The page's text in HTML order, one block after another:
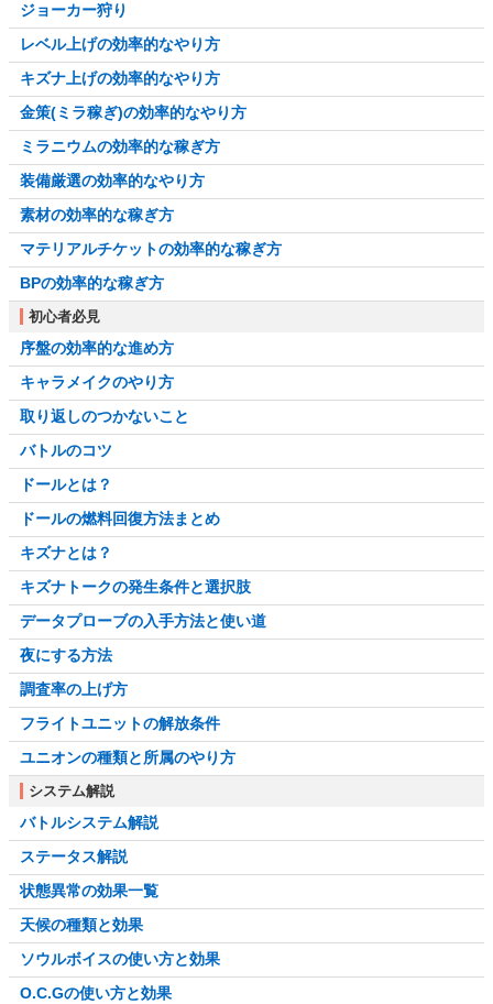
ジョーカー狩り
レベル上げの効率的なやり方
キズナ上げの効率的なやり方
金策(ミラ稼ぎ)の効率的なやり方
ミラニウムの効率的な稼ぎ方
装備厳選の効率的なやり方
素材の効率的な稼ぎ方
マテリアルチケットの効率的な稼ぎ方
BPの効率的な稼ぎ方
初心者必見
序盤の効率的な進め方
キャラメイクのやり方
取り返しのつかないこと
バトルのコツ
ドールとは？
ドールの燃料回復方法まとめ
キズナとは？
キズナトークの発生条件と選択肢
データプローブの入手方法と使い道
夜にする方法
調査率の上げ方
フライトユニットの解放条件
ユニオンの種類と所属のやり方
システム解説
バトルシステム解説
ステータス解説
状態異常の効果一覧
天候の種類と効果
ソウルボイスの使い方と効果
O.C.Gの使い方と効果